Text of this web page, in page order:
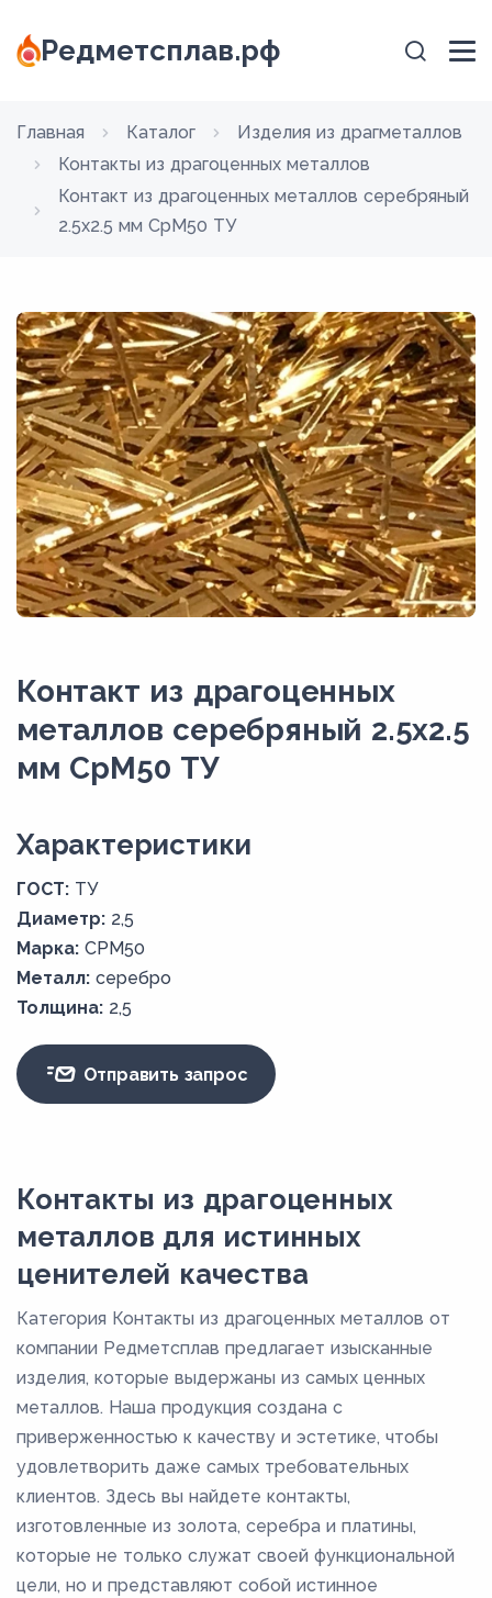
Редметсплав.рф
Главная Каталог
Изделия из драгметаллов
Контакты из драгоценных металлов
Контакт из драгоценных металлов серебряный
2.5х2.5 мм СрМ50 ТУ
Контакт из драгоценных
металлов серебряный 2.5х2.5
мм СрМ50 ТУ
Xарактеристики
ГОСТ: ТУ
Диаметр: 2,5
Марка: СРМ50
Металл: серебро
Толщина: 2,5
Отправить запрос
Контакты из драгоценных
металлов для истинных
ценителей качества
Категория Контакты из драгоценных металлов от
компании Редметсплав предлагает изысканные
изделия, которые выдержаны из самых ценных
металлов. Наша продукция создана с
приверженностью к качеству и эстетике, чтобы
удовлетворить даже самых требовательных
клиентов. Здесь вы найдете контакты,
изготовленные из золота, серебра и платины,
которые не только служат своей функциональной
цели, но и представляют собой истинное